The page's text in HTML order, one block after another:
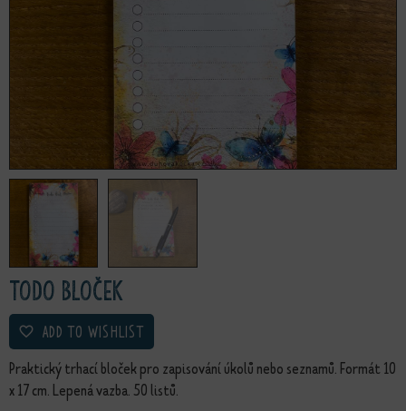
ToDo bloček
ADD TO WISHLIST
Praktický trhací bloček pro zapisování úkolů nebo seznamů. Formát 10
x 17 cm. Lepená vazba. 50 listů.